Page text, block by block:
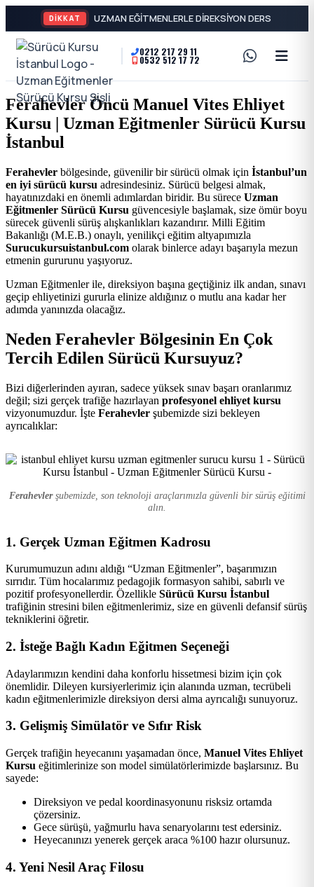
DİKKAT
Sürücü
Kursu
İstanbul
-
Şişli
En
İyi
Ehliyet
Kursu
A2
Motor
Ehliyeti
ve
Özel
Direksiyon
Dersi
0212 217 29 11
0532 512 17 72
Ferahevler Öncü Manuel Vites Ehliyet
Kursu | Uzman Eğitmenler Sürücü Kursu
İstanbul
Ferahevler bölgesinde, güvenilir bir sürücü olmak için İstanbul’un
en iyi sürücü kursu adresindesiniz. Sürücü belgesi almak,
hayatınızdaki en önemli adımlardan biridir. Bu sürece Uzman
Eğitmenler Sürücü Kursu güvencesiyle başlamak, size ömür boyu
sürecek güvenli sürüş alışkanlıkları kazandırır. Milli Eğitim
Bakanlığı (M.E.B.) onaylı, yenilikçi eğitim altyapımızla
Surucukursuistanbul.com olarak binlerce adayı başarıyla mezun
etmenin gururunu yaşıyoruz.
Uzman Eğitmenler ile, direksiyon başına geçtiğiniz ilk andan, sınavı
geçip ehliyetinizi gururla elinize aldığınız o mutlu ana kadar her
adımda yanınızda olacağız.
Neden Ferahevler Bölgesinin En Çok
Tercih Edilen Sürücü Kursuyuz?
Bizi diğerlerinden ayıran, sadece yüksek sınav başarı oranlarımız
değil; sizi gerçek trafiğe hazırlayan profesyonel ehliyet kursu
vizyonumuzdur. İşte Ferahevler şubemizde sizi bekleyen
ayrıcalıklar:
Ferahevlerşubemizde, son teknoloji araçlarımızla güvenli bir sürüş eğitimi
alın.
1. Gerçek Uzman Eğitmen Kadrosu
Kurumumuzun adını aldığı “Uzman Eğitmenler”, başarımızın
sırrıdır. Tüm hocalarımız pedagojik formasyon sahibi, sabırlı ve
pozitif profesyonellerdir. Özellikle Sürücü Kursu İstanbul
trafiğinin stresini bilen eğitmenlerimiz, size en güvenli defansif sürüş
tekniklerini öğretir.
2. İsteğe Bağlı Kadın Eğitmen Seçeneği
Adaylarımızın kendini daha konforlu hissetmesi bizim için çok
önemlidir. Dileyen kursiyerlerimiz için alanında uzman, tecrübeli
kadın eğitmenlerimizle direksiyon dersi alma ayrıcalığı sunuyoruz.
3. Gelişmiş Simülatör ve Sıfır Risk
Gerçek trafiğin heyecanını yaşamadan önce, Manuel Vites Ehliyet
Kursu eğitimlerinize son model simülatörlerimizde başlarsınız. Bu
sayede:
Direksiyon ve pedal koordinasyonunu risksiz ortamda
çözersiniz.
Gece sürüşü, yağmurlu hava senaryolarını test edersiniz.
Heyecanınızı yenerek gerçek araca %100 hazır olursunuz.
4. Yeni Nesil Araç Filosu